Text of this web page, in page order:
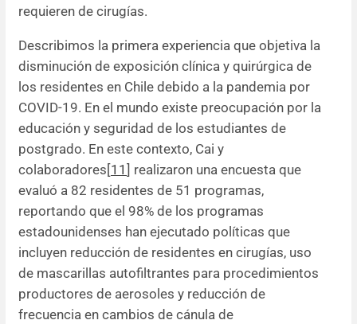
requieren de cirugías.
Describimos la primera experiencia que objetiva la
disminución de exposición clínica y quirúrgica de
los residentes en Chile debido a la pandemia por
COVID-19. En el mundo existe preocupación por la
educación y seguridad de los estudiantes de
postgrado. En este contexto, Cai y
colaboradores[11 ] realizaron una encuesta que
evaluó a 82 residentes de 51 programas,
reportando que el 98% de los programas
estadounidenses han ejecutado políticas que
incluyen reducción de residentes en cirugías, uso
de mascarillas autofiltrantes para procedimientos
productores de aerosoles y reducción de
frecuencia en cambios de cánula de